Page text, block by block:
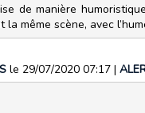
de manière
la même scène, avec
le 29/07/2020 07:17 |